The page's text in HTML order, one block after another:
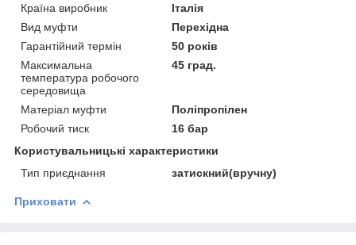
Країна виробник
Італія
Вид муфти
Перехідна
Гарантійний термін
50 років
Максимальна
температура робочого
середовища
45 град.
Матеріал муфти
Поліпропілен
Робочий тиск
16 бар
Користувальницькі характеристики
Тип приєднання
затискний(вручну)
Приховати